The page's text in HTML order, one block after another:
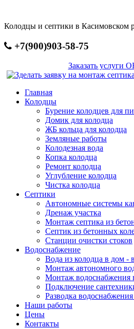
основному
Колодцы и септики в Касимовском
+7(900)903-58-75
Заказать
Главная
Колодцы
Бурение колодцев для
Домик для колодца
ЖБ кольца для колодца
Земляные работы
Колодезная вода
Копка колодца
Ремонт колодца
Углубление колодца
Чистка колодца
Септики
Автономные системы
Дренаж участка
Монтаж септика из
Септик из бетонных
Станции очистки стоков
Водоснабжение
Вода из колодца в дом -
Монтаж автономного
Монтаж водоснабжения
Подключение
Разводка
Наши работы
Цены
Контакты